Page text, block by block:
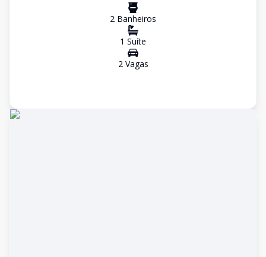
2 Banheiros
1 Suíte
2Vagas